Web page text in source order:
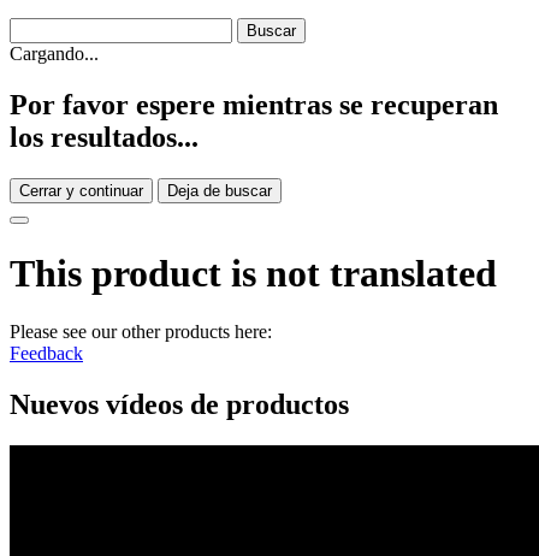
Cargando...
Por favor espere mientras se recuperan
los resultados...
Cerrar y continuar Deja de buscar
This product is not translated
Please see our other products here:
Feedback
Nuevos vídeos de productos